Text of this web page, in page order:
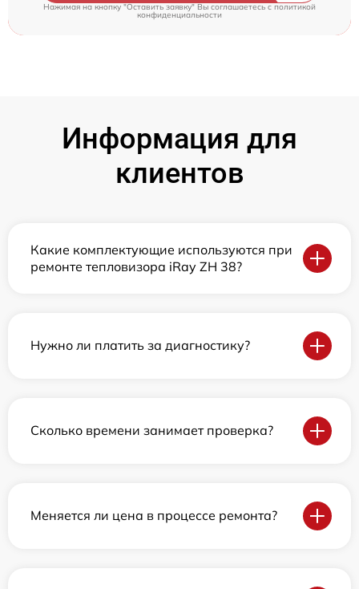
Нажимая на кнопку "Оставить заявку" Вы соглашаетесь cполитикой
конфиденциальности
Информация для
клиентов
Какие комплектующие используются при
ремонте тепловизора iRay ZH 38?
Нужно ли платить за диагностику?
Сколько времени занимает проверка?
Меняется ли цена в процессе ремонта?